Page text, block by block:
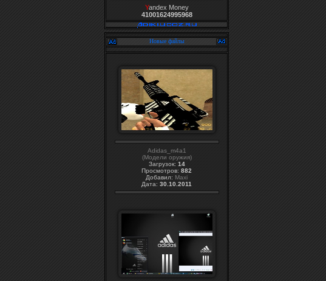
Yandex Money
41001624995968
Новые файлы
Adidas_m4a1
(Модели оружия)
Загрузок: 14
Просмотров: 882
Добавил: Maxi
Дата: 30.10.2011